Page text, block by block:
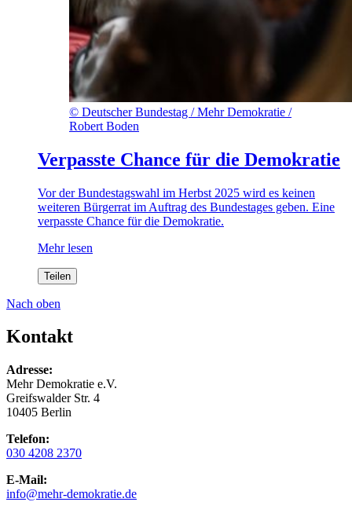
© Deutscher Bundestag / Mehr Demokratie /
Robert Boden
Verpasste Chance für die Demokratie
Vor der Bundestagswahl im Herbst 2025 wird es keinen
weiteren Bürgerrat im Auftrag des Bundestages geben. Eine
verpasste Chance für die Demokratie.
Mehr lesen
Teilen
Nach oben
Kontakt
Adresse:
Mehr Demokratie e.V.
Greifswalder Str. 4
10405 Berlin
Telefon:
030 4208 2370
E-Mail:
info@mehr-demokratie.de